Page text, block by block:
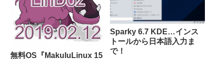
無料OS『MakuluLinux 15
Sparky 6.7 KDE…インス
トールから日本語入力ま
で！